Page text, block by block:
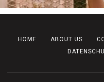
HOME ABOUT US